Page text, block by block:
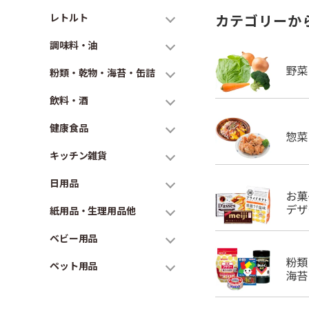
レトルト
調味料・油
粉類・乾物・海苔・缶詰
飲料・酒
健康食品
キッチン雑貨
日用品
紙用品・生理用品他
ベビー用品
ペット用品
カテゴリーか